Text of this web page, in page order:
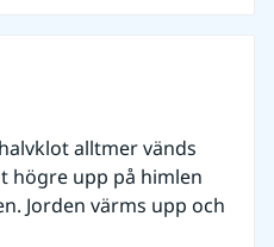
alltmer vänds
högre upp på himlen
Jorden värms upp och